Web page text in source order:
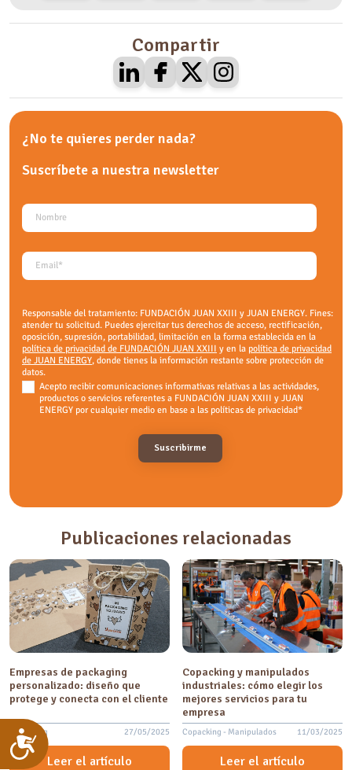
Accesibilidad
Compartir
¿No te quieres perder nada?
Suscríbete a nuestra newsletter
Responsable del tratamiento: FUNDACIÓN JUAN XXIII y JUAN ENERGY. Fines:
atender tu solicitud. Puedes ejercitar tus derechos de acceso, rectificación,
oposición, supresión, portabilidad, limitación en la forma establecida en la
política de privacidad de FUNDACIÓN JUAN XXIII y en la política de privacidad
de JUAN ENERGY, donde tienes la información restante sobre protección de
datos.
Acepto recibir comunicaciones informativas relativas a las actividades,
productos o servicios referentes a FUNDACIÓN JUAN XXIII y JUAN
ENERGY por cualquier medio en base a las políticas de privacidad*
Publicaciones relacionadas
Empresas de packaging
personalizado: diseño que
protege y conecta con el cliente
Packaging 27/05/2025
Leer el artículo
Copacking y manipulados
industriales: cómo elegir los
mejores servicios para tu
empresa
Copacking - Manipulados 11/03/2025
Leer el artículo